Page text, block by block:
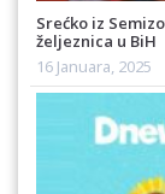
Srećko iz
željeznica u BiH
16 Januara, 2025